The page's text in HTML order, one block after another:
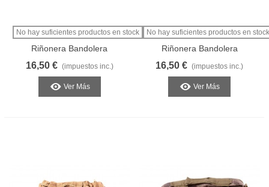
No hay suficientes productos en stock
Riñonera Bandolera
Multiusos Negra
16,50 € (impuestos inc.)
Ver Más
No hay suficientes productos en stock
Riñonera Bandolera
Multiusos OD
16,50 € (impuestos inc.)
Ver Más